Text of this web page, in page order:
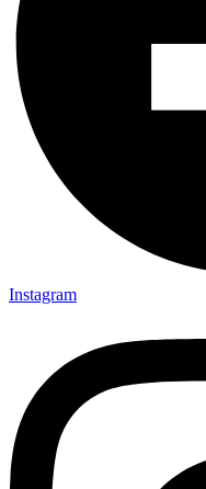
Instagram